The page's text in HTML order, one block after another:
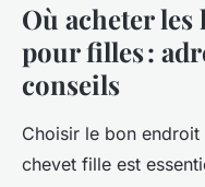
Où acheter les
pour filles :
conseils
Choisir le bon
chevet fille est